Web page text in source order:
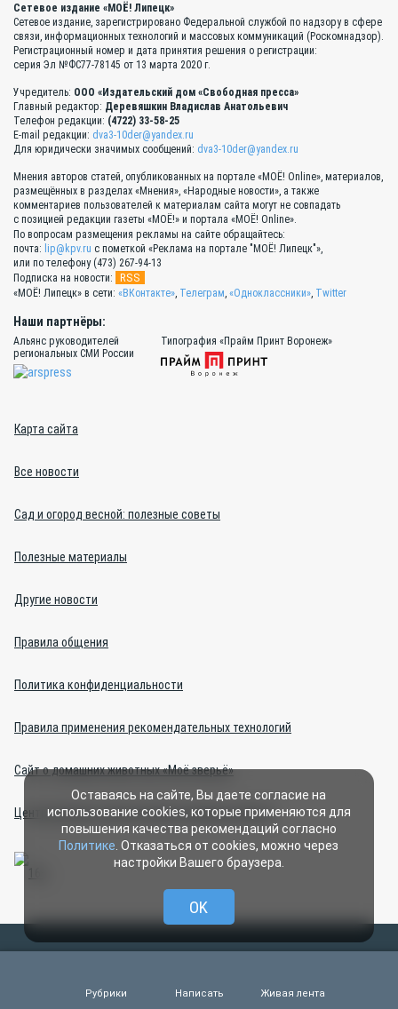
Сетевое издание «МОЁ! Липецк»
Сетевое издание, зарегистрировано Федеральной службой по надзору в сфере
связи, информационных технологий и массовых коммуникаций (Роскомнадзор).
Регистрационный номер и дата принятия решения о регистрации:
серия Эл №ФС77-78145 от 13 марта 2020 г.
Учредитель: ООО «Издательский дом «Свободная пресса»
Главный редактор: Деревяшкин Владислав Анатольевич
Телефон редакции: (4722) 33-58-25
E-mail редакции: dva3-10der@yandex.ru
Для юридически значимых сообщений: dva3-10der@yandex.ru
Мнения авторов статей, опубликованных на портале «МОЁ! Online», материалов,
размещённых в разделах «Мнения», «Народные новости», а также
комментариев пользователей к материалам сайта могут не совпадать
с позицией редакции газеты «МОЁ!» и портала «МОЁ! Online».
По вопросам размещения рекламы на сайте обращайтесь:
почта: lip@kpv.ru с пометкой «Реклама на портале "МОЁ! Липецк"»,
или по телефону (473) 267-94-13
Подписка на новости:
RSS
«МОЁ! Липецк» в сети: «ВКонтакте» Телеграм «Одноклассники» Twitter
Наши партнёры:
Альянс руководителей
региональных СМИ России
Типография «Прайм Принт Воронеж»
Карта сайта
Все новости
Сад и огород весной: полезные советы
Полезные материалы
Другие новости
Правила общения
Политика конфиденциальности
Правила применения рекомендательных технологий
Сайт о домашних животных «Моё зверьё»
Центр интернет-проектов (изготовление сайтов)
сотрудниками редакции, нештатными авторами и читателями,
Рубрики Написать Живая лента
Оставаясь на сайте, Вы даете согласие на
использование cookies, которые применяются для
повышения качества рекомендаций согласно
Политике . Отказаться от cookies, можно через
настройки Вашего браузера.
OK